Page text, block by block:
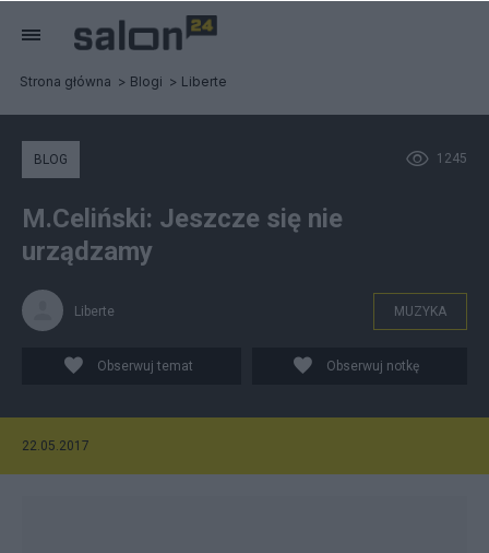
Strona główna Blogi Liberte
1245
BLOG
M.Celiński: Jeszcze się nie
urządzamy
Liberte MUZYKA
Obserwuj temat Obserwuj notkę
22.05.2017